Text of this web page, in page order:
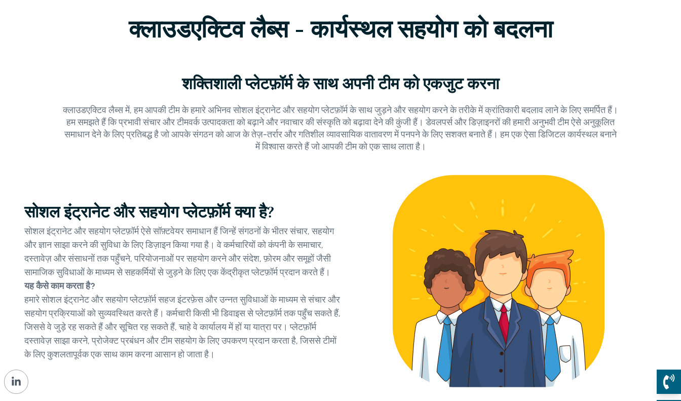
क्लाउडएक्टिव लैब्स - कार्यस्थल सहयोग को बदलना
शक्तिशाली प्लेटफ़ॉर्म के साथ अपनी टीम को एकजुट करना
क्लाउडएक्टिव लैब्स में, हम आपकी टीम के हमारे अभिनव सोशल इंट्रानेट और सहयोग प्लेटफ़ॉर्म के साथ जुड़ने और सहयोग करने के तरीके में क्रांतिकारी बदलाव लाने के लिए समर्पित हैं।
हम समझते हैं कि प्रभावी संचार और टीमवर्क उत्पादकता को बढ़ाने और नवाचार की संस्कृति को बढ़ावा देने की कुंजी हैं। डेवलपर्स और डिज़ाइनरों की हमारी अनुभवी टीम ऐसे अनुकूलित
समाधान देने के लिए प्रतिबद्ध है जो आपके संगठन को आज के तेज़-तर्रार और गतिशील व्यावसायिक वातावरण में पनपने के लिए सशक्त बनाते हैं। हम एक ऐसा डिजिटल कार्यस्थल बनाने
में विश्वास करते हैं जो आपकी टीम को एक साथ लाता है।
सोशल इंट्रानेट और सहयोग प्लेटफ़ॉर्म क्या है?
सोशल इंट्रानेट और सहयोग प्लेटफ़ॉर्म ऐसे सॉफ़्टवेयर समाधान हैं जिन्हें संगठनों के भीतर संचार, सहयोग
और ज्ञान साझा करने की सुविधा के लिए डिज़ाइन किया गया है। वे कर्मचारियों को कंपनी के समाचार,
दस्तावेज़ और संसाधनों तक पहुँचने, परियोजनाओं पर सहयोग करने और संदेश, फ़ोरम और समूहों जैसी
सामाजिक सुविधाओं के माध्यम से सहकर्मियों से जुड़ने के लिए एक केंद्रीकृत प्लेटफ़ॉर्म प्रदान करते हैं।
यह कैसे काम करता है?
हमारे सोशल इंट्रानेट और सहयोग प्लेटफ़ॉर्म सहज इंटरफ़ेस और उन्नत सुविधाओं के माध्यम से संचार और
सहयोग प्रक्रियाओं को सुव्यवस्थित करते हैं। कर्मचारी किसी भी डिवाइस से प्लेटफ़ॉर्म तक पहुँच सकते हैं,
जिससे वे जुड़े रह सकते हैं और सूचित रह सकते हैं, चाहे वे कार्यालय में हों या यात्रा पर। प्लेटफ़ॉर्म
दस्तावेज़ साझा करने, प्रोजेक्ट प्रबंधन और टीम सहयोग के लिए उपकरण प्रदान करता है, जिससे टीमों
के लिए कुशलतापूर्वक एक साथ काम करना आसान हो जाता है।